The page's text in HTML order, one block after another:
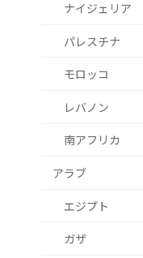
ナイジェリア
パレスチナ
モロッコ
レバノン
南アフリカ
アラブ
エジプト
ガザ